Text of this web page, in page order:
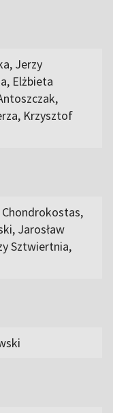
Jerzy
Elżbieta
Krzysztof
Chondrokostas,
Jarosław
Sztwiertnia,